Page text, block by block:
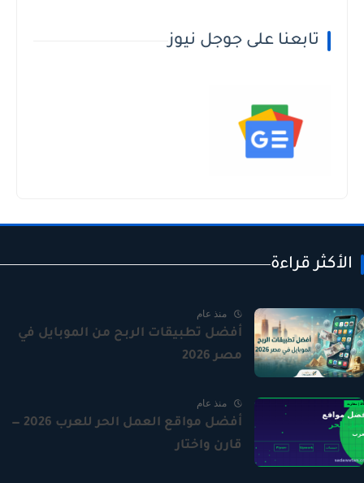
تابعنا على جوجل نيوز
قراءة
منذ عام
أفضل تطبيقات الربح من الموبايل في
مصر 2026
منذ عام
أفضل مواقع العمل الحر للعرب 2026 —
قارن واختار